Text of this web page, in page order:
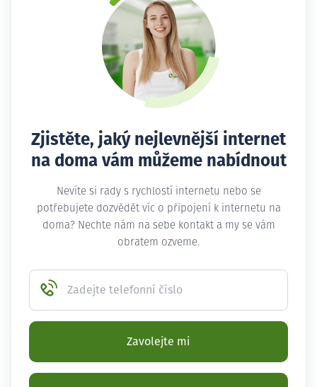
Zjistěte, jaký nejlevnější internet
na doma vám můžeme nabídnout
Nevíte si rady s rychlostí internetu nebo se
potřebujete dozvědět víc o připojení k internetu na
doma? Nechte nám na sebe kontakt a my se vám
obratem ozveme.
Zadejte telefonní číslo
Zavolejte mi